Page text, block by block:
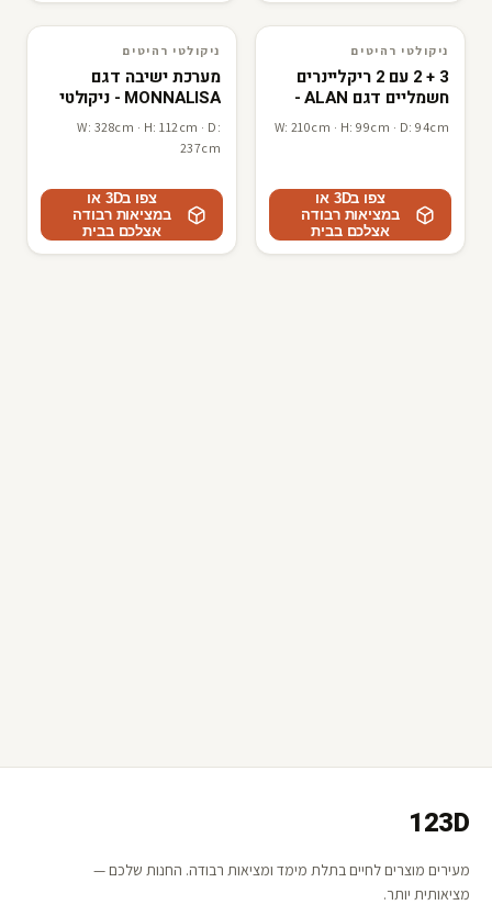
3D · AR
ניקולטי רהיטים
ניקולטי רהיטים
3 + 2 עם 2 ריקליינרים
חשמליים דגם ALAN -
ניקולטי
W: 210cm · H: 99cm · D: 94cm
צפו ב3D או
במציאות רבודה
אצלכם בבית
3D · AR
ניקולטי רהיטים
ניקולטי רהיטים
מערכת ישיבה דגם
MONNALISA - ניקולטי
W: 328cm · H: 112cm · D:
237cm
צפו ב3D או
במציאות רבודה
אצלכם בבית
123D
מעירים מוצרים לחיים בתלת מימד ומציאות רבודה. החנות שלכם —
מציאותית יותר.